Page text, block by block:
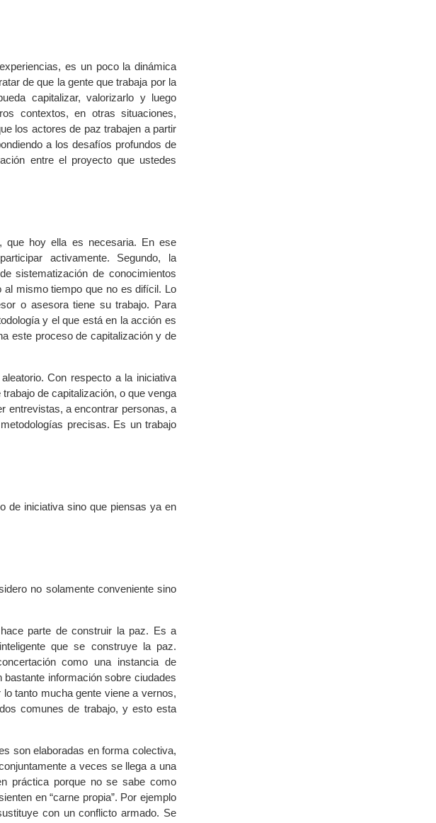
es un poco la dinámica
de que la gente que trabaja por la
capitalizar, valorizarlo y luego
contextos, en otras situaciones,
los actores de paz trabajen a partir
a los desafíos profundos de
entre el proyecto que ustedes
que hoy ella es necesaria. En ese
activamente. Segundo, la
sistematización de conocimientos
mismo tiempo que no es difícil. Lo
o asesora tiene su trabajo. Para
y el que está en la acción es
este proceso de capitalización y de
Con respecto a la iniciativa
de capitalización, o que venga
entrevistas, a encontrar personas, a
precisas. Es un trabajo
de iniciativa sino que piensas ya en
no solamente conveniente sino
parte de construir la paz. Es a
que se construye la paz.
como una instancia de
información sobre ciudades
tanto mucha gente viene a vernos,
comunes de trabajo, y esto esta
son elaboradas en forma colectiva,
a veces se llega a una
práctica porque no se sabe como
en “carne propia”. Por ejemplo
con un conflicto armado. Se